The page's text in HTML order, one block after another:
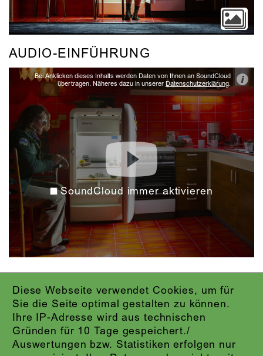
Diese Webseite verwendet Cookies, um für
Sie die Seite optimal gestalten zu können.
Ihre IP-Adresse wird aus technischen
Gründen für 10 Tage gespeichert./
Auswertungen bzw. Statistiken erfolgen nur
AUDIO-EINFÜHRUNG
Bei Anklicken dieses Inhalts werden Daten von Ihnen an SoundCloud
übertragen. Näheres dazu in unserer Datenschutzerklärung. i
SoundCloud immer aktivieren
IMPRESSUM
DATENSCHUTZ
AGB
KONTAKT
ABO-LOGIN